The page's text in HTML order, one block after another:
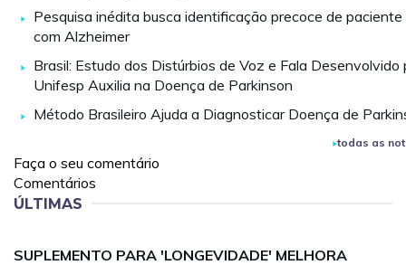
Pesquisa inédita busca identificação precoce de paciente
com Alzheimer
Brasil: Estudo dos Distúrbios de Voz e Fala Desenvolvido
Unifesp Auxilia na Doença de Parkinson
Método Brasileiro Ajuda a Diagnosticar Doença de
todas as
Faça o seu comentário
Comentários
ÚLTIMAS
SUPLEMENTO PARA 'LONGEVIDADE' MELHORA